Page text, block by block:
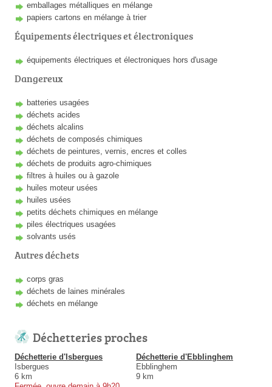
emballages métalliques en mélange
papiers cartons en mélange à trier
Équipements électriques et électroniques
équipements électriques et électroniques hors d'usage
Dangereux
batteries usagées
déchets acides
déchets alcalins
déchets de composés chimiques
déchets de peintures, vernis, encres et colles
déchets de produits agro-chimiques
filtres à huiles ou à gazole
huiles moteur usées
huiles usées
petits déchets chimiques en mélange
piles électriques usagées
solvants usés
Autres déchets
corps gras
déchets de laines minérales
déchets en mélange
Déchetteries proches
Déchetterie d'Isbergues
Isbergues
6 km
Déchetterie d'Ebblinghem
Ebblinghem
9 km